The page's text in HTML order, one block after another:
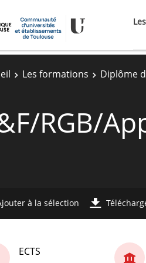
Les formations Diplôme
RGB/
à la sélection
ECTS